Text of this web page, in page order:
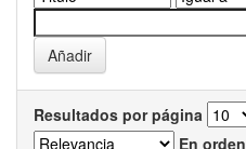
Resultados por página
En orden